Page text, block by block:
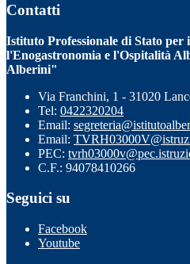
Contatti
Istituto Professionale di Stato per
l'Enogastronomia e l'Ospitalità
Alberini"
Via Franchini, 1 - 31020
Tel: 0422320204
Email:
Email:
PEC:
C.F.: 94078410266
Seguici su
Facebook
Youtube